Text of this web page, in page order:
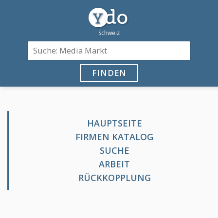
FINDEN
HAUPTSEITE
FIRMEN KATALOG
SUCHE
ARBEIT
RÜCKKOPPLUNG